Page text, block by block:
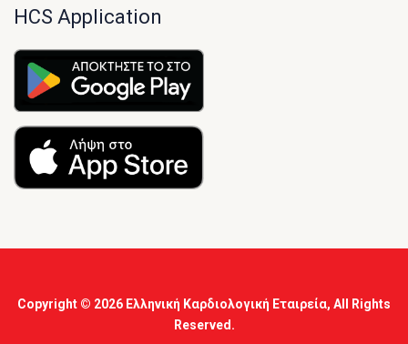
HCS Application
Copyright © 2026 Ελληνική Καρδιολογική Εταιρεία, All Rights
Reserved.